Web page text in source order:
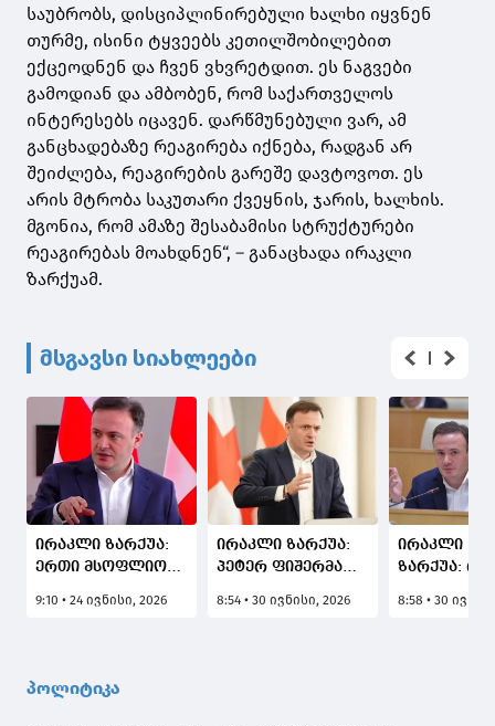
საუბრობს, დისციპლინირებული ხალხი იყვნენ
თურმე, ისინი ტყვეებს კეთილშობილებით
ექცეოდნენ და ჩვენ ვხვრეტდით. ეს ნაგვები
გამოდიან და ამბობენ, რომ საქართველოს
ინტერესებს იცავენ. დარწმუნებული ვარ, ამ
განცხადებაზე რეაგირება იქნება, რადგან არ
შეიძლება, რეაგირების გარეშე დავტოვოთ. ეს
არის მტრობა საკუთარი ქვეყნის, ჯარის, ხალხის.
მგონია, რომ ამაზე შესაბამისი სტრუქტურები
რეაგირებას მოახდნენ“, – განაცხადა ირაკლი
ზარქუამ.
მსგავსი სიახლეები
ირაკლი ზარქუა:
ერთი მსოფლიო
გასართობი და
ახალი „ნაცების“
9:10 • 24 ივნისი, 2026
ირაკლი ზარქუა:
პეტერ ფიშერმა
სამსახურს თავი
8:54 • 30 ივნისი, 2026
ირაკლი
ზარქუა:
ნანულას
8:58 • 30
პოლიტიკა